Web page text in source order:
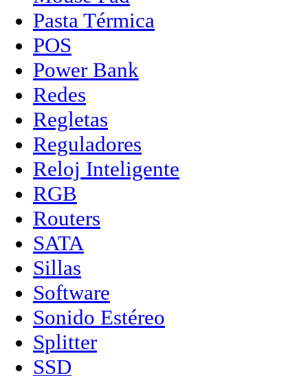
Pasta Térmica
POS
Power Bank
Redes
Regletas
Reguladores
Reloj Inteligente
RGB
Routers
SATA
Sillas
Software
Sonido Estéreo
Splitter
SSD